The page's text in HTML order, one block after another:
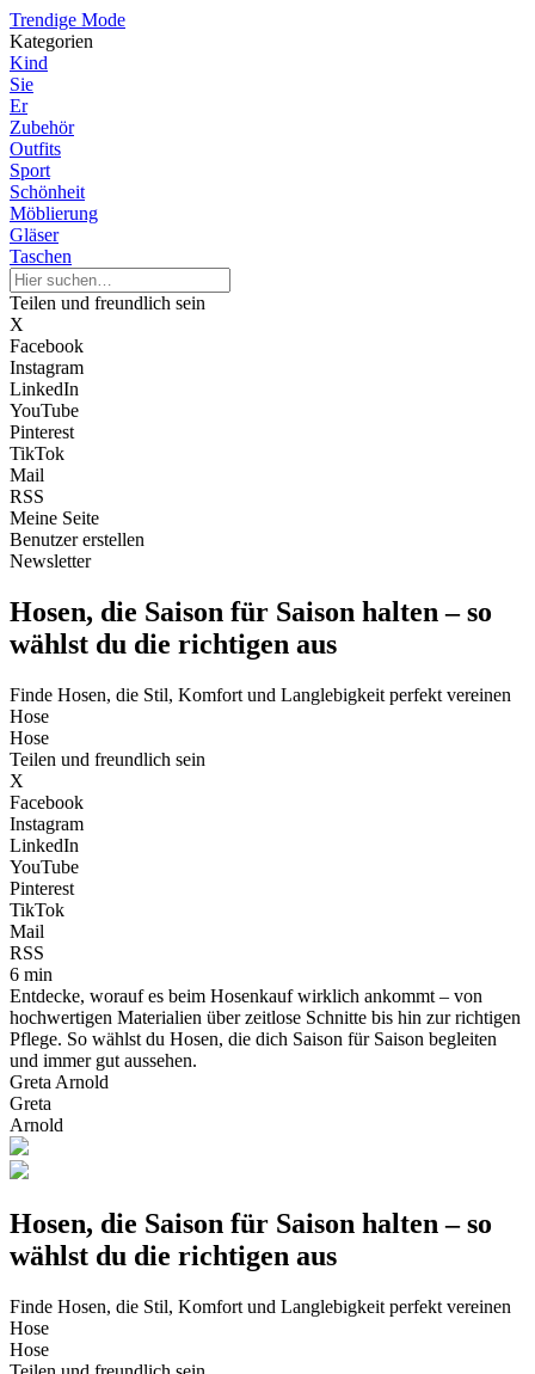
Trendige Mode
Kategorien
Kind
Sie
Er
Zubehör
Outfits
Sport
Schönheit
Möblierung
Gläser
Taschen
Teilen und freundlich sein
X
Facebook
Instagram
LinkedIn
YouTube
Pinterest
TikTok
Mail
RSS
Meine Seite
Benutzer erstellen
Newsletter
Hosen, die Saison für Saison halten – so
wählst du die richtigen aus
Finde Hosen, die Stil, Komfort und Langlebigkeit perfekt vereinen
Hose
Hose
Teilen und freundlich sein
X
Facebook
Instagram
LinkedIn
YouTube
Pinterest
TikTok
Mail
RSS
6 min
Entdecke, worauf es beim Hosenkauf wirklich ankommt – von
hochwertigen Materialien über zeitlose Schnitte bis hin zur richtigen
Pflege. So wählst du Hosen, die dich Saison für Saison begleiten
und immer gut aussehen.
Greta Arnold
Greta
Arnold
Hosen, die Saison für Saison halten – so
wählst du die richtigen aus
Finde Hosen, die Stil, Komfort und Langlebigkeit perfekt vereinen
Hose
Hose